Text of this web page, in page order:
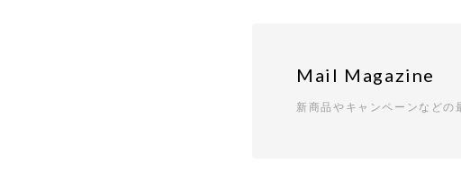
Mail Magazine
新商品やキャンペーンなどの